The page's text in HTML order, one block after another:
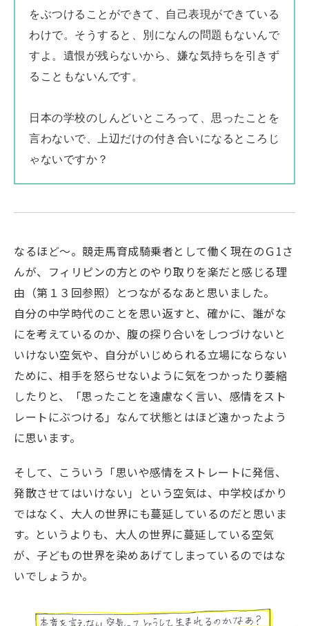
をぶつけることができて、自己表現ができている
わけで。そうすると、別になんの問題もないんで
すよ。遺恨が残らないから、嫌な気持ちを引きず
ることもないんです。
日本の学校のしんどいところって、思ったことを
言わないで、上辺だけの付き合いになるところじ
ゃないですか？
なるほど〜。競走馬育成騎乗者として働く現在のＧ1さ
んが、フィリピンの方とのやり取りを楽だと感じる理
由（第１３回参照）とつながるなあと思いました。
自分の中学時代のことを思い返すと、確かに、誰がな
にを考えているのか、腹の探り合いをしつづけないと
いけない空気や、自分がいじめられる立場にならない
ために、相手を怒らせないように気をつかったり萎縮
したりと、「思ったことを遠慮なく言い、感情をスト
レートにぶつける」なんて状態とはほど遠かったよう
に思います。
そして、こういう「思いや感情をストレートに発信、
発散させてはいけない」という空気は、中学校ばかり
ではなく、大人の世界にも蔓延しているのだと思いま
す。というよりも、大人の世界に蔓延している空気
が、子どもの世界を染めあげてしまっているのではな
いでしょうか。